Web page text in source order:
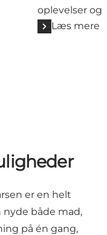
oplevelser
Læs mere
er en helt
både mad,
på én gang,